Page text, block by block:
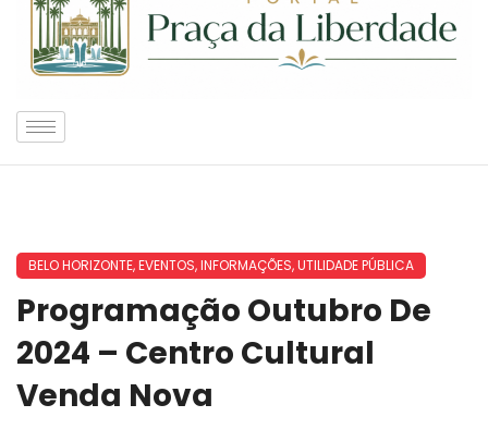
BELO HORIZONTE,EVENTOS,INFORMAÇÕES,UTILIDADE PÚBLICA
Programação Outubro De
2024 – Centro Cultural
Venda Nova